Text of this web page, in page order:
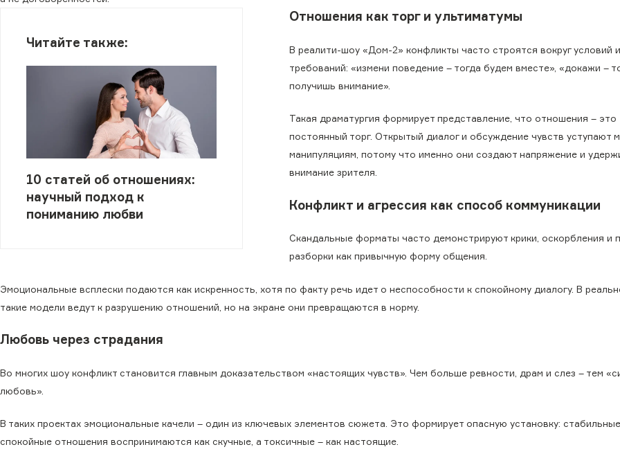
Читайте также:
10 статей об отношениях:
научный подход к
пониманию любви
Отношения как торг и ультиматумы
В реалити-шоу «Дом-2» конфликты часто строятся вокруг условий
требований: «измени поведение – тогда будем вместе», «докажи –
получишь внимание».
Такая драматургия формирует представление, что отношения – это
постоянный торг. Открытый диалог и обсуждение чувств уступают
манипуляциям, потому что именно они создают напряжение и
внимание зрителя.
Конфликт и агрессия как способ коммуникации
Скандальные форматы часто демонстрируют крики, оскорбления и
разборки как привычную форму общения.
Эмоциональные всплески подаются как искренность, хотя по факту речь идет о неспособности к спокойному диалогу. В
такие модели ведут к разрушению отношений, но на экране они превращаются в норму.
Любовь через страдания
Во многих шоу конфликт становится главным доказательством «настоящих чувств». Чем больше ревности, драм и слез – тем
любовь».
В таких проектах эмоциональные качели – один из ключевых элементов сюжета. Это формирует опасную установку:
спокойные отношения воспринимаются как скучные, а токсичные – как настоящие.